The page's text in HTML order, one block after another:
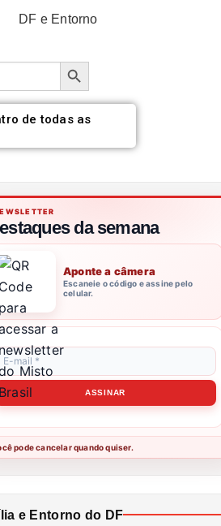
DF e Entorno
Botão de pesquisa
de todas as
da semana
Aponte a câmera
Escaneie o código e assine pelo
celular.
pode cancelar quando quiser.
e Entorno do DF